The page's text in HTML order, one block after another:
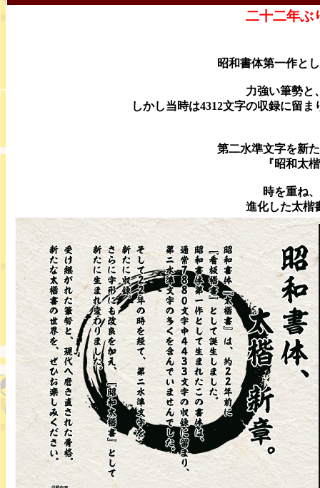
二十二年ぶ
昭和書体第一作と
力強い筆勢と
しかし当時は4312文字の収録に留
第二水準文字を新
『昭和太
時を重ね
進化した太楷